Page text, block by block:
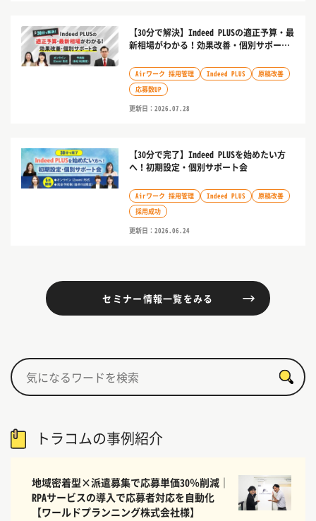
【30分で解決】Indeed PLUSの適正予算・最
新相場がわかる！効果改善・個別サポー…
Airワーク 採用管理 Indeed PLUS
原稿改善
応募数UP
更新日：2026.07.28
【30分で完了】Indeed PLUSを始めたい方
へ！初期設定・個別サポート会
Airワーク 採用管理 Indeed PLUS
原稿改善
採用成功
更新日：2026.06.24
セミナー情報一覧をみる
トラコムの事例紹介
地域密着型×派遣募集で応募単価30％削減｜
RPAサービスの導入で応募者対応を自動化
【ワールドプランニング株式会社様】